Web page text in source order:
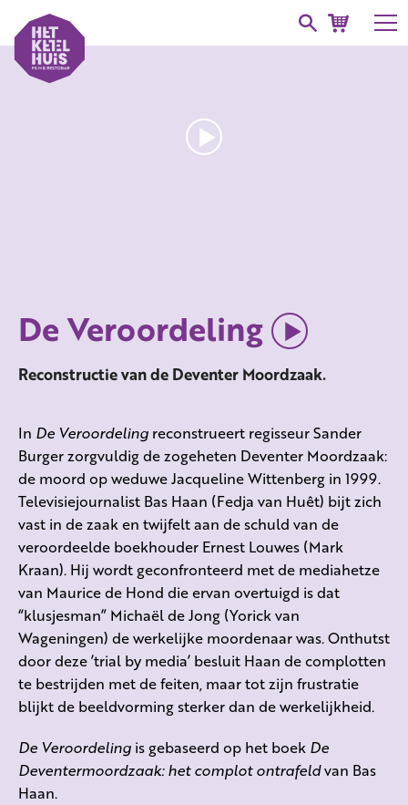
De Veroordeling
Reconstructie van de Deventer Moordzaak.
In De Veroordeling reconstrueert regisseur Sander
Burger zorgvuldig de zogeheten Deventer Moordzaak:
de moord op weduwe Jacqueline Wittenberg in 1999.
Televisiejournalist Bas Haan (Fedja van Huêt) bijt zich
vast in de zaak en twijfelt aan de schuld van de
veroordeelde boekhouder Ernest Louwes (Mark
Kraan). Hij wordt geconfronteerd met de mediahetze
van Maurice de Hond die ervan overtuigd is dat
“klusjesman” Michaël de Jong (Yorick van
Wageningen) de werkelijke moordenaar was. Onthutst
door deze ’trial by media’ besluit Haan de complotten
te bestrijden met de feiten, maar tot zijn frustratie
blijkt de beeldvorming sterker dan de werkelijkheid.
De Veroordeling is gebaseerd op het boek De
Deventermoordzaak: het complot ontrafeldvan Bas
Haan.